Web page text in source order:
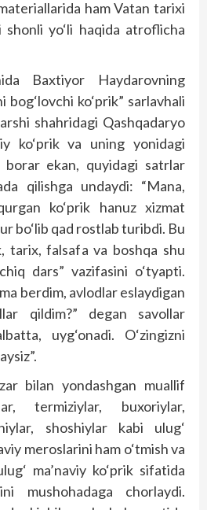
ham Vatan tarixi
yo‘li haqida atroflicha
Baxtiyor Haydarovning
bog‘lovchi ko‘prik” sarlavhali
shahridagi Qashqadaryo
ko‘prik va uning yonidagi
borar ekan, quyidagi satrlar
qilishga undaydi: “Mana,
ko‘prik hanuz xizmat
bo‘lib qad rostlab turibdi. Bu
tarix, falsafa va boshqa shu
dars” vazifasini o‘tyapti.
berdim, avlodlar eslaydigan
qildim?” degan savollar
uyg‘onadi. O‘zingizni
bilan yondashgan muallif
termiziylar, buxoriylar,
shoshiylar kabi ulug‘
meroslarini ham o‘tmish va
ma’naviy ko‘prik sifatida
mushohadaga chorlaydi.